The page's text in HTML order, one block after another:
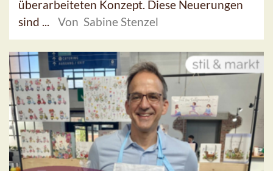
überarbeiteten Konzept. Diese Neuerungen
sind ...
Von Sabine Stenzel